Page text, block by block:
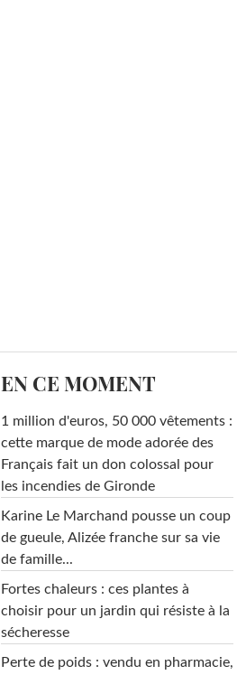
EN CE MOMENT
1 million d'euros, 50 000 vêtements :
cette marque de mode adorée des
Français fait un don colossal pour
les incendies de Gironde
Karine Le Marchand pousse un coup
de gueule, Alizée franche sur sa vie
de famille...
Fortes chaleurs : ces plantes à
choisir pour un jardin qui résiste à la
sécheresse
Perte de poids : vendu en pharmacie,